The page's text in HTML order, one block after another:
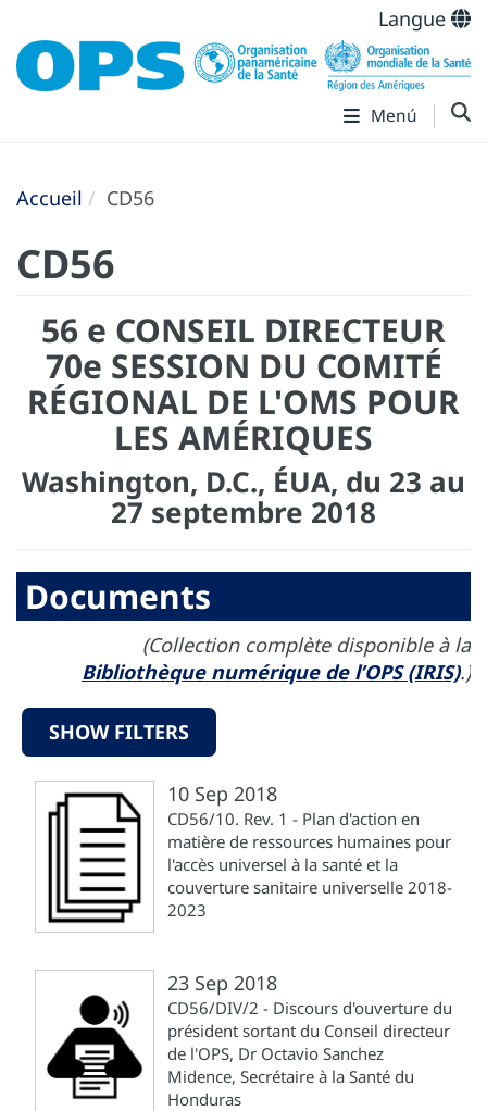
Langue
Menú
Accueil CD56
CD56
56 e CONSEIL DIRECTEUR
70e SESSION DU COMITÉ
RÉGIONAL DE L'OMS POUR
LES AMÉRIQUES
Washington, D.C., ÉUA, du 23 au
27 septembre 2018
Documents
(Collection complète disponible à la
Bibliothèque numérique de l’OPS (IRIS).)
SHOW FILTERS
10 Sep 2018
CD56/10. Rev. 1 - Plan d'action en
matière de ressources humaines pour
l'accès universel à la santé et la
couverture sanitaire universelle 2018-
2023
23 Sep 2018
CD56/DIV/2 - Discours d'ouverture du
président sortant du Conseil directeur
de l'OPS, Dr Octavio Sanchez
Midence, Secrétaire à la Santé du
Honduras